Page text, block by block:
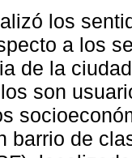
los
a los
de la
son
barrio de